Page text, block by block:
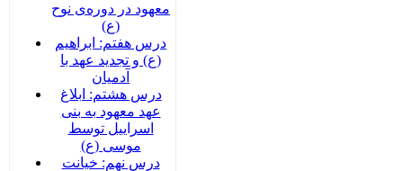
معهود در دوره‌‌ی نوح
(ع)
درس هفتم: ابراهیم
(ع) و تجدید عهد با
آدمیان
درس هشتم: ابلاغ
عهد معهود به بنی
اسراییل توسط
موسی (ع)
درس نهم: خیانت